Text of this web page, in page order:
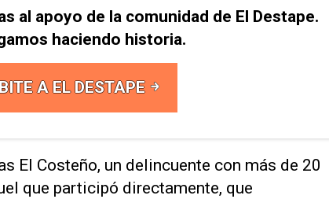
al apoyo de la comunidad de El Destape.
haciendo historia.
A EL DESTAPE
El Costeño, un delincuente con más de 20
que participó directamente, que